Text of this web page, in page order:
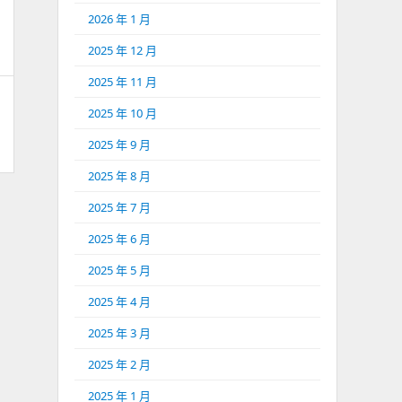
2026 年 1 月
2025 年 12 月
2025 年 11 月
2025 年 10 月
2025 年 9 月
2025 年 8 月
2025 年 7 月
2025 年 6 月
2025 年 5 月
2025 年 4 月
2025 年 3 月
2025 年 2 月
2025 年 1 月